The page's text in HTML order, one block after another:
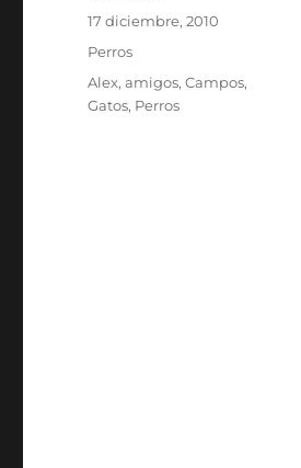
Publicado
17 diciembre, 2010
Categorías
Perros
Etiquetas
Alex,amigos,Campos,
Gatos, Perros